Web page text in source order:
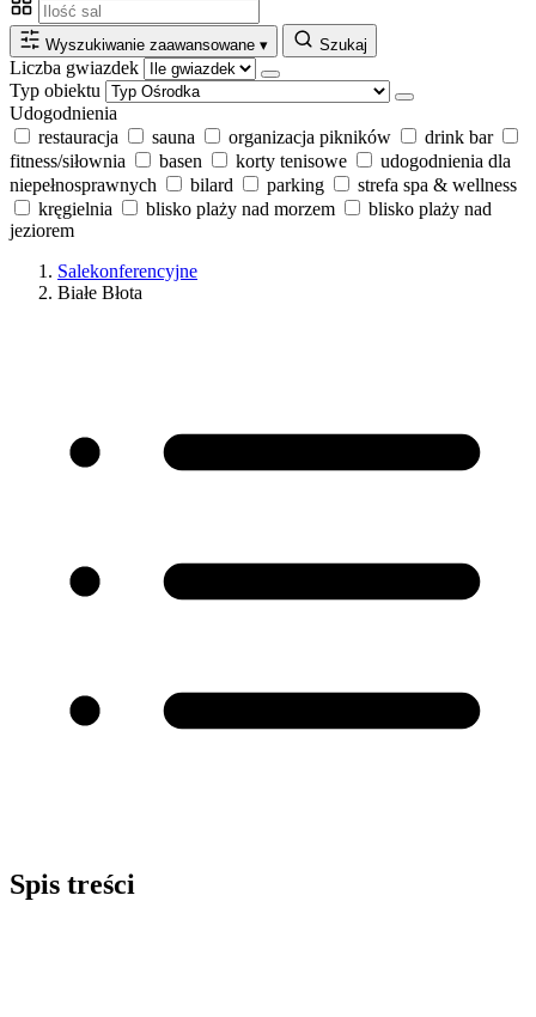
Wyszukiwanie zaawansowane ▾ Szukaj
Liczba gwiazdek
Typ obiektu
Udogodnienia
restauracja
sauna organizacja pikników
drink bar
fitness/siłownia
basen korty tenisowe
udogodnienia dla
niepełnosprawnych
bilard parking
strefa spa & wellness
kręgielnia
blisko plaży nad morzem
blisko plaży nad
jeziorem
Salekonferencyjne
Białe Błota
Spis treści